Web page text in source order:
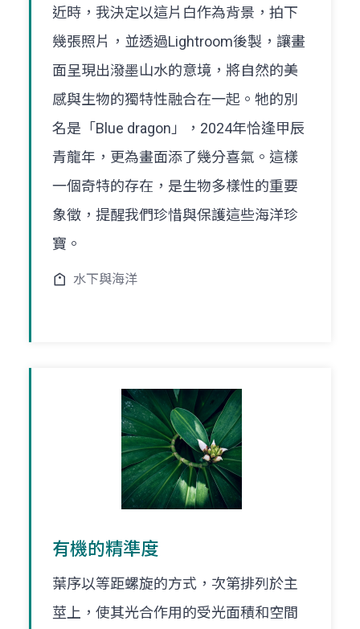
近時，我決定以這片白作為背景，拍下
幾張照片，並透過Lightroom後製，讓畫
面呈現出潑墨山水的意境，將自然的美
感與生物的獨特性融合在一起。牠的別
名是「Blue dragon」，2024年恰逢甲辰
青龍年，更為畫面添了幾分喜氣。這樣
一個奇特的存在，是生物多樣性的重要
象徵，提醒我們珍惜與保護這些海洋珍
寶。
水下與海洋
有機的精準度
葉序以等距螺旋的方式，次第排列於主
莖上，使其光合作用的受光面積和空間